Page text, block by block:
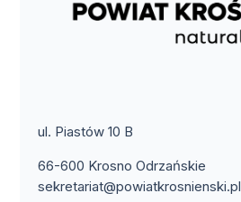
ul. Piastów 10 B
66-600 Krosno Odrzańskie
sekretariat@powiatkrosnienski.pl